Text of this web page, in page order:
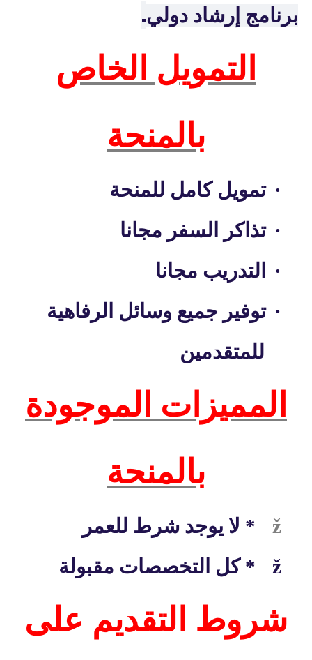
برنامج إرشاد دولي.
التمويل الخاص
بالمنحة
· تمويل كامل للمنحة
· تذاكر السفر مجانا
·
التدريب مجانا
· توفير جميع وسائل الرفاهية
للمتقدمين
المميزات الموجودة
بالمنحة
ž
* لا يوجد شرط للعمر
ž
* كل التخصصات مقبولة
شروط التقديم على